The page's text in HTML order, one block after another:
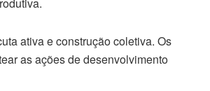
ativa e construção coletiva. Os
as ações de desenvolvimento